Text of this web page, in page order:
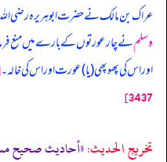
عراک بن مالک نے حضرت ابوہریرہ رضی
وسلمنے چار عورتوں کے بارے میں منع
اور اس کی پھوپھی (یا) عورت اور اس کی خالہ۔
3437]
تخریج الحدیث:«أحاديث صحيح